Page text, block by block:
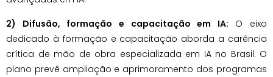
2) Difusão, formação e capacitação em IA: O eixo
dedicado à formação e capacitação aborda a carência
crítica de mão de obra especializada em IA no Brasil. O
plano prevê ampliação e aprimoramento dos programas